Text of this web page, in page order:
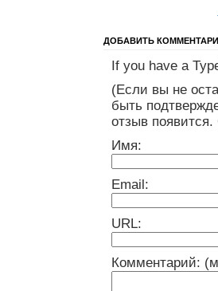
ДОБАВИТЬ
If you have a
(Если вы не
быть
отзыв
Имя:
Email:
URL:
Комментарий: